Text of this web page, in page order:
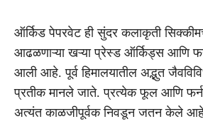
ऑर्किड पेपरवेट ही सुंदर कलाकृती
आढळणाऱ्या खऱ्या प्रेस्ड ऑर्किड्स आणि
आली आहे. पूर्व हिमालयातील अद्भुत
प्रतीक मानले जाते. प्रत्येक फूल आणि फर्न
अत्यंत काळजीपूर्वक निवडून जतन केले